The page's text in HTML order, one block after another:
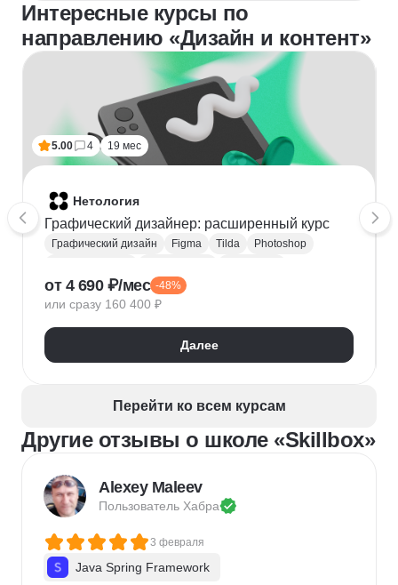
Интересные курсы по
направлению «Дизайн и контент»
5.00 4 19 мес
Нетология
Графический дизайнер: расширенный курс
Графический дизайн Figma Tilda
Photoshop
Иллюстрация
Скетчинг
Adobe Animate
Cinema 4D
Дизайн логотипов
Дизайн упаковки
Бренд-дизайн
Разработка фирменного стиля
Создание анимации
Брендинг
Дизайн карточек для маркетплейсов
Колористика
Google Slides
от 4 690 ₽/мес -48%
или сразу 160 400 ₽
Далее
Перейти ко всем курсам
Другие отзывы о школе «Skillbox»
Alexey Maleev
Пользователь Хабра
3 февраля
Java Spring Framework